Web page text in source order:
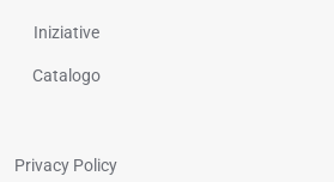
Iniziative
Catalogo
Privacy Policy